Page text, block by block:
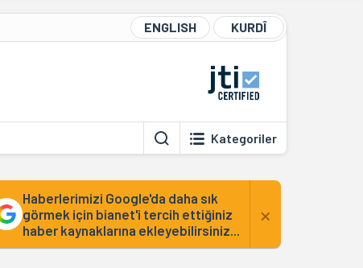
ENGLISH KURDÎ
Kategoriler
Haberlerimizi Google'da daha sık
görmek için bianet'i tercih ettiğiniz
haber kaynaklarına ekleyebilirsiniz...
×